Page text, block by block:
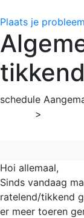
Plaats je probleem
schedule
>
Hoi allemaal,
Sinds vandaag
ratelend/tikkend
er meer toeren